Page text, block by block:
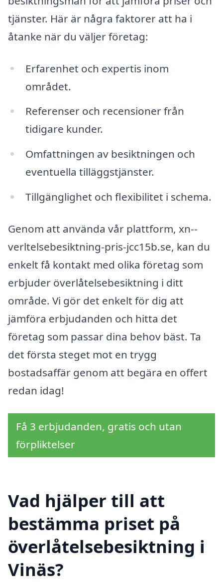
tjänster. Här är några faktorer att ha i
åtanke när du väljer företag:
Erfarenhet och expertis inom
området.
Referenser och recensioner från
tidigare kunder.
Omfattningen av besiktningen och
eventuella tilläggstjänster.
Tillgänglighet och flexibilitet i schema.
Genom att använda vår plattform, xn--
verltelsebesiktning-pris-jcc15b.se, kan du
enkelt få kontakt med olika företag som
erbjuder överlåtelsebesiktning i ditt
område. Vi gör det enkelt för dig att
jämföra erbjudanden och hitta det
företag som passar dina behov bäst. Ta
det första steget mot en trygg
bostadsaffär genom att begära en offert
redan idag!
Få 3 erbjudanden, gratis och utan
förpliktelser
Vad hjälper till att
bestämma priset på
överlåtelsebesiktning i
Vinäs?